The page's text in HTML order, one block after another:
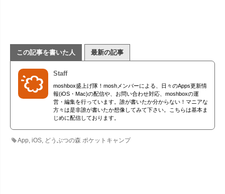
この記事を書いた人 最新の記事
Staff
moshbox盛上げ隊！moshメンバーによる、日々のApps更新情
報(iOS・Mac)の配信や、お問い合わせ対応、moshboxの運
営・編集を行っています。誰が書いたか分からない！マニアな
方々は是非誰が書いたか想像してみて下さい。こちらは基本ま
じめに配信しております。
App ,iOS どうぶつの森 ポケットキャンプ